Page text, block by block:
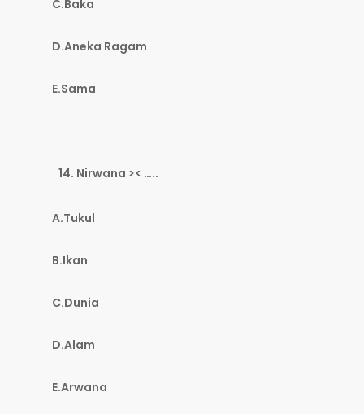
C.Baka
D.Aneka Ragam
E.Sama
Nirwana >< …..
A.Tukul
B.Ikan
C.Dunia
D.Alam
E.Arwana